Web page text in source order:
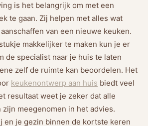
is het belangrijk om met een
te gaan. Zij helpen met alles wat
van een nieuwe keuken.
makkelijker te maken kun je er
de specialist naar je huis te laten
zelf de ruimte kan beoordelen. Het
keukenontwerp aan huis biedt veel
resultaat weet je zeker dat alle
meegenomen in het advies.
en je gezin binnen de kortste keren